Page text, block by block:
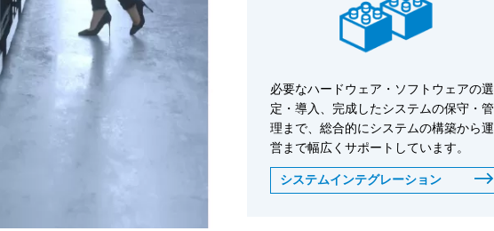
必要なハードウェア・ソフトウェアの選
定・導入、完成したシステムの保守・管
理まで、総合的にシステムの構築から運
営まで幅広くサポートしています。
システムインテグレーション